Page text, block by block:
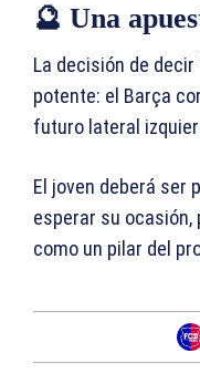
🔮 Una
La decisión de decir
potente: el Barça
futuro lateral
El joven deberá ser
esperar su ocasión,
como un pilar del